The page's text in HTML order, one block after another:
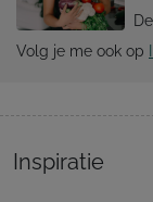
Volg je me ook op
Inspiratie